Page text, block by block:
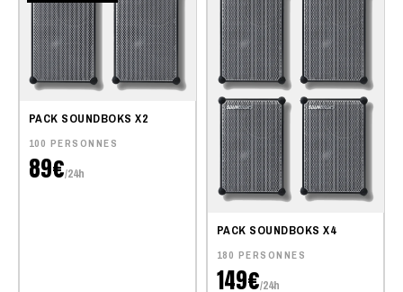
PACK SOUNDBOKS X2
100 PERSONNES
89€/24h
PACK SOUNDBOKS X4
180 PERSONNES
149€/24h